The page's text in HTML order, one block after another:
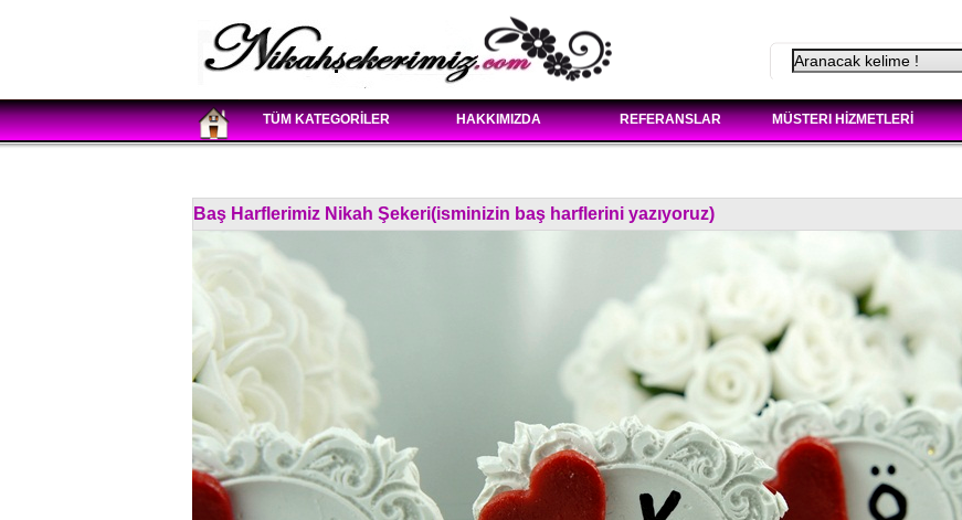
TÜM KATEGORİLER HAKKIMIZDA REFERANSLAR MÜSTERI HİZMETLERİ
Baş Harflerimiz Nikah Şekeri(isminizin baş harflerini yazıyoruz)